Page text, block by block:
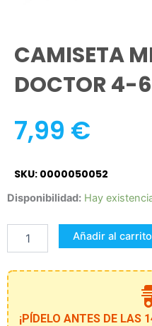
CAMISETA
DOCTOR 4-
7,99 €
SKU: 0000050052
Disponibilidad: Hay
CAMISETA
&
MRS.
DOCTOR
6
AÑOS
cantidad
Añadir al carrito
¡PÍDELO ANTES DE LAS